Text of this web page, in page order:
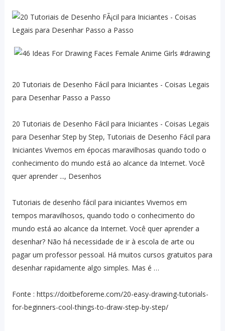
20 Tutoriais de Desenho Fácil para Iniciantes - Coisas Legais
para Desenhar Passo a Passo
20 Tutoriais de Desenho Fácil para Iniciantes - Coisas Legais
para Desenhar Step by Step, Tutoriais de Desenho Fácil para
Iniciantes Vivemos em épocas maravilhosas quando todo o
conhecimento do mundo está ao alcance da Internet. Você
quer aprender ..., Desenhos
Tutoriais de desenho fácil para iniciantes Vivemos em
tempos maravilhosos, quando todo o conhecimento do
mundo está ao alcance da Internet. Você quer aprender a
desenhar? Não há necessidade de ir à escola de arte ou
pagar um professor pessoal. Há muitos cursos gratuitos para
desenhar rapidamente algo simples. Mas é …
Fonte : https://doitbeforeme.com/20-easy-drawing-tutorials-
for-beginners-cool-things-to-draw-step-by-step/